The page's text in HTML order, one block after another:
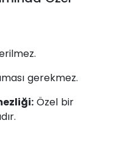
gerekmez.
Özel bir